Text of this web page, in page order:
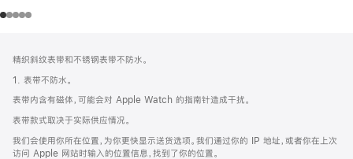
页
页
脚
注
精织斜纹表带和不锈钢表带不防水。
1. 表带不防水。
表带内含有磁体，可能会对 Apple Watch 的指南针造成干扰。
表带款式取决于实际供应情况。
我们会使用你所在位置，为你更快显示送货选项。我们通过你的 IP 地址，或者你在上次
访问 Apple 网站时输入的位置信息，找到了你的位置。